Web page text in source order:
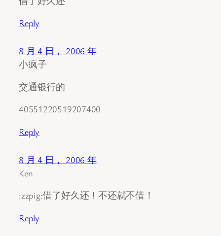
Reply
8 月 4 日， 2006 年
小疯子
交通银行的
40551220519207400
Reply
8 月 4 日， 2006 年
Ken
:zzpig:借了好久还！不还就不借！
Reply